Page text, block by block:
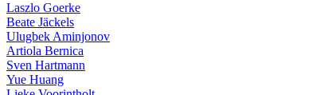
Laszlo Goerke
Beate Jäckels
Ulugbek Aminjonov
Artiola Bernica
Sven Hartmann
Yue Huang